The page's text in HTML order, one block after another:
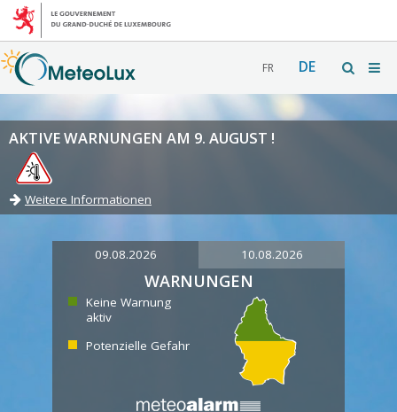
FR DE
AKTIVE WARNUNGEN AM 9. AUGUST !
Weitere Informationen
09.08.2026 10.08.2026
WARNUNGEN
Keine Warnung
aktiv
Potenzielle Gefahr